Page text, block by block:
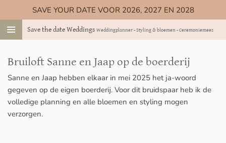
direct
naar
hoofdinhoud
Save the date Weddings Weddingplanner - Styling & bloemen - Ceremoniemeester
SAVE YOUR DATE VOOR 2026, 2027 EN 2028
Bruiloft Sanne en Jaap op de boerderij
Sanne en Jaap hebben elkaar in mei 2025 het ja-woord
gegeven op de eigen boerderij. Voor dit bruidspaar heb ik de
volledige planning en alle bloemen en styling mogen
verzorgen.